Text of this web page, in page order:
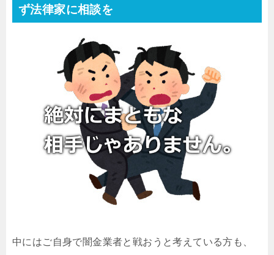
ず法律家に相談を
中にはご自身で闇金業者と戦おうと考えている方も、